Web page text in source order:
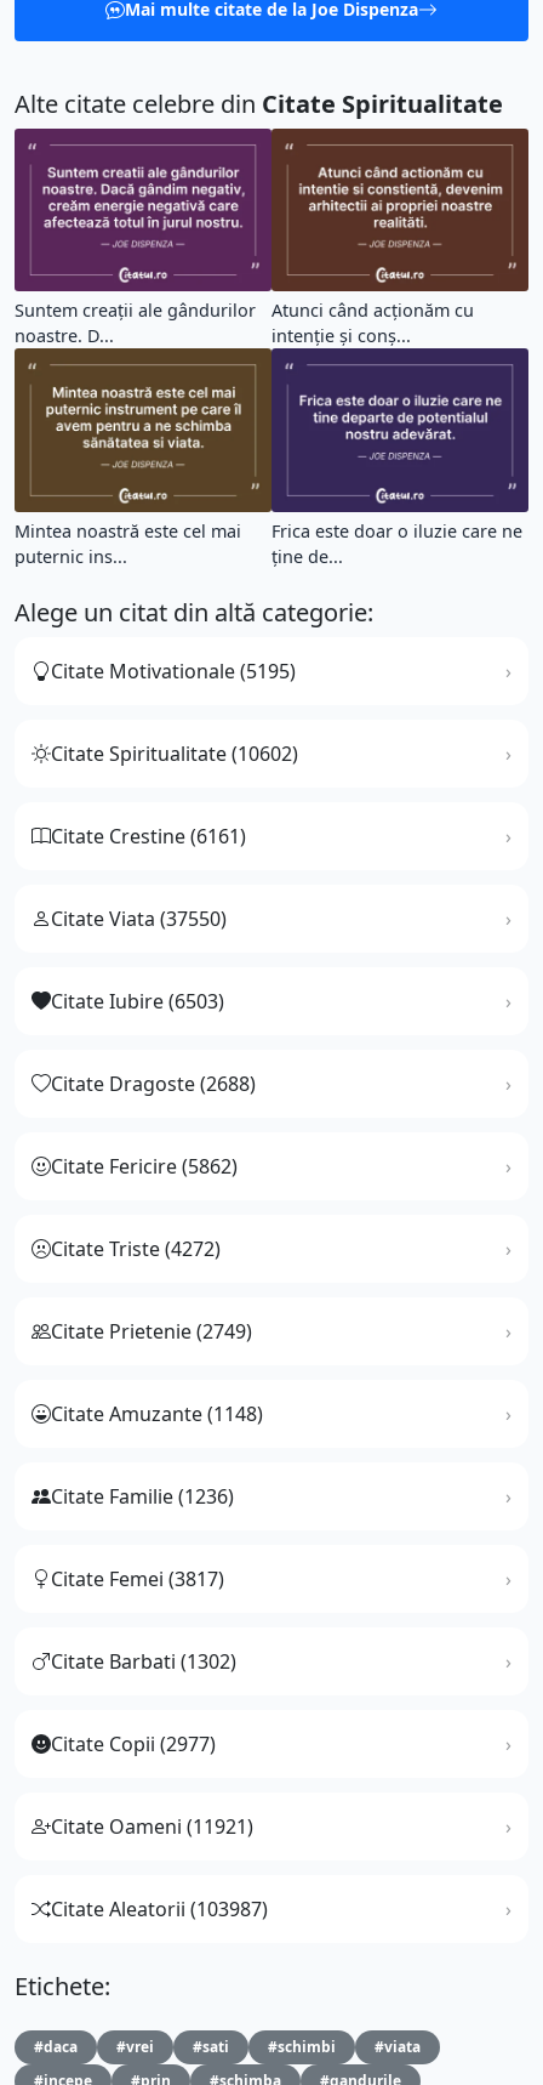
Mai multe citate de la Joe Dispenza
Alte citate celebre din Citate Spiritualitate
Suntem creații ale gândurilor
noastre. D...
Atunci când acționăm cu
intenție și conș...
Mintea noastră este cel mai
puternic ins...
Frica este doar o iluzie care ne
ține de...
Alege un citat din altă categorie:
Citate Motivationale (5195)
Citate Spiritualitate (10602)
Citate Crestine (6161)
Citate Viata (37550)
Citate Iubire (6503)
Citate Dragoste (2688)
Citate Fericire (5862)
Citate Triste (4272)
Citate Prietenie (2749)
Citate Amuzante (1148)
Citate Familie (1236)
Citate Femei (3817)
Citate Barbati (1302)
Citate Copii (2977)
Citate Oameni (11921)
Citate Aleatorii (103987)
Etichete:
#daca #vrei #sati #schimbi
#viata
#incepe
#prin #schimba #gandurile